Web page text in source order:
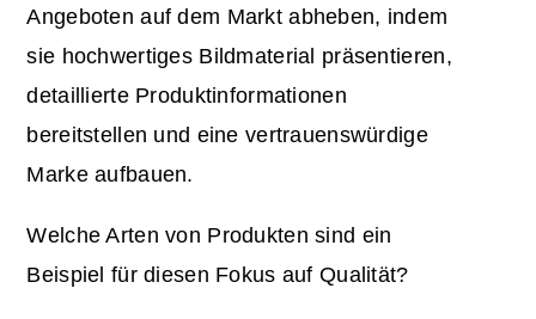
Angeboten auf dem Markt abheben, indem
sie hochwertiges Bildmaterial präsentieren,
detaillierte Produktinformationen
bereitstellen und eine vertrauenswürdige
Marke aufbauen.
Welche Arten von Produkten sind ein
Beispiel für diesen Fokus auf Qualität?